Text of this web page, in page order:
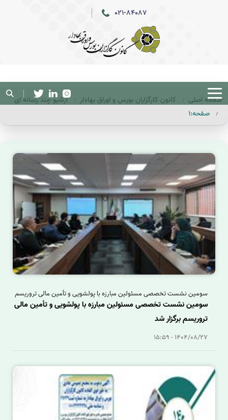
021-84087
صفحه اصلی کانون کارگزاران بورس و اوراق بهادار
آرشیو چند رسانه ای
صفحه:1
سومین نشست تخصصی مسئولین مبارزه با پولشویی و تأمین مالی تروریسم
سومین نشست تخصصی مسئولین مبارزه با پولشویی و تأمین مالی
تروریسم برگزار شد
1404/08/27 - 15:59